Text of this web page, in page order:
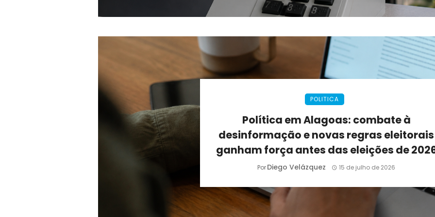
POLITICA
Política em Alagoas: combate à
desinformação e novas regras eleitorais
ganham força antes das eleições de
PorDiego Velázquez 15 de julho de 2026